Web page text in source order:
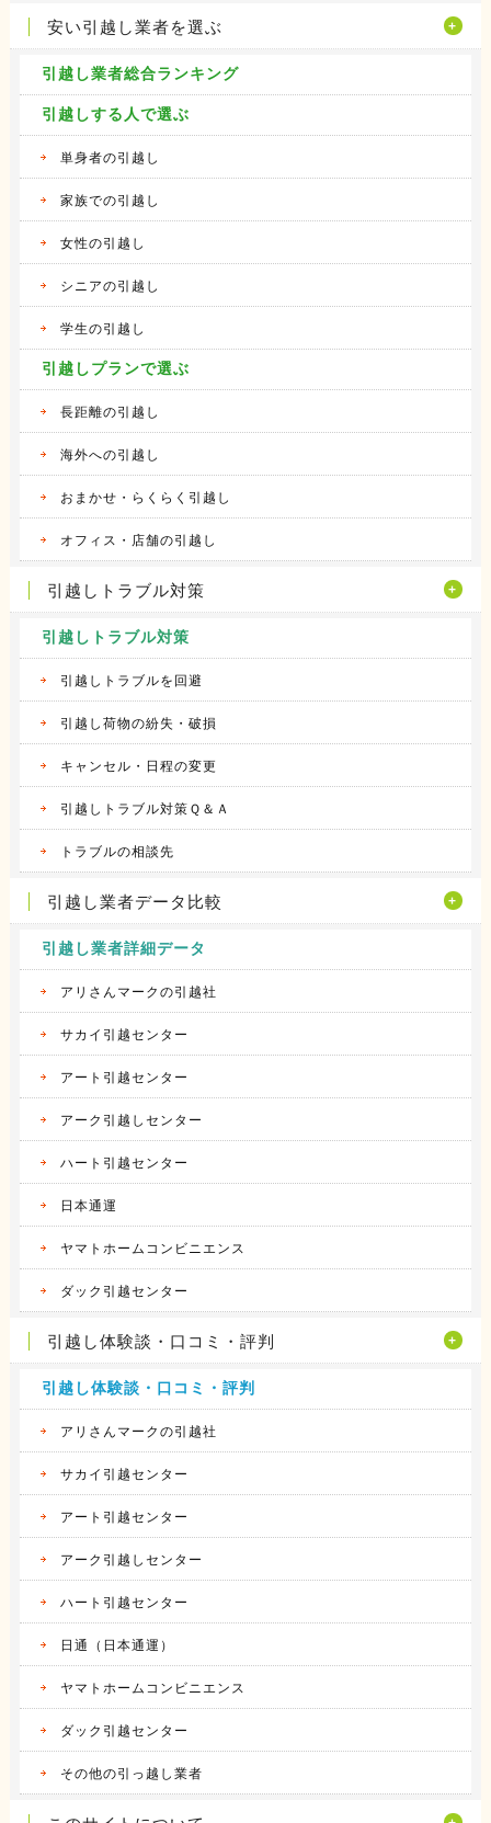
安い引越し業者を選ぶ
引越し業者総合ランキング
引越しする人で選ぶ
単身者の引越し
家族での引越し
女性の引越し
シニアの引越し
学生の引越し
引越しプランで選ぶ
長距離の引越し
海外への引越し
おまかせ・らくらく引越し
オフィス・店舗の引越し
引越しトラブル対策
引越しトラブル対策
引越しトラブルを回避
引越し荷物の紛失・破損
キャンセル・日程の変更
引越しトラブル対策Ｑ＆Ａ
トラブルの相談先
引越し業者データ比較
引越し業者詳細データ
アリさんマークの引越社
サカイ引越センター
アート引越センター
アーク引越しセンター
ハート引越センター
日本通運
ヤマトホームコンビニエンス
ダック引越センター
引越し体験談・口コミ・評判
引越し体験談・口コミ・評判
アリさんマークの引越社
サカイ引越センター
アート引越センター
アーク引越しセンター
ハート引越センター
日通（日本通運）
ヤマトホームコンビニエンス
ダック引越センター
その他の引っ越し業者